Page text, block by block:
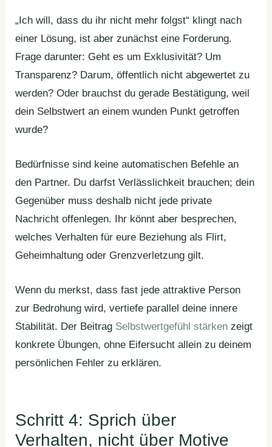
„Ich will, dass du ihr nicht mehr folgst“ klingt nach
einer Lösung, ist aber zunächst eine Forderung.
Frage darunter: Geht es um Exklusivität? Um
Transparenz? Darum, öffentlich nicht abgewertet zu
werden? Oder brauchst du gerade Bestätigung, weil
dein Selbstwert an einem wunden Punkt getroffen
wurde?
Bedürfnisse sind keine automatischen Befehle an
den Partner. Du darfst Verlässlichkeit brauchen; dein
Gegenüber muss deshalb nicht jede private
Nachricht offenlegen. Ihr könnt aber besprechen,
welches Verhalten für eure Beziehung als Flirt,
Geheimhaltung oder Grenzverletzung gilt.
Wenn du merkst, dass fast jede attraktive Person
zur Bedrohung wird, vertiefe parallel deine innere
Stabilität. Der Beitrag Selbstwertgefühl stärkenzeigt
konkrete Übungen, ohne Eifersucht allein zu deinem
persönlichen Fehler zu erklären.
Schritt 4: Sprich über
Verhalten, nicht über Motive